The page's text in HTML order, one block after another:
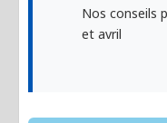
Nos conseils
et avril